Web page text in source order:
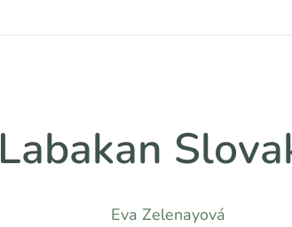
Labakan
Eva Zelenayová